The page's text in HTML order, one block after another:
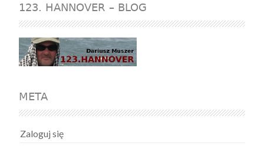
123. HANNOVER – BLOG
META
Zaloguj się